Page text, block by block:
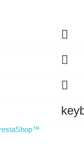


